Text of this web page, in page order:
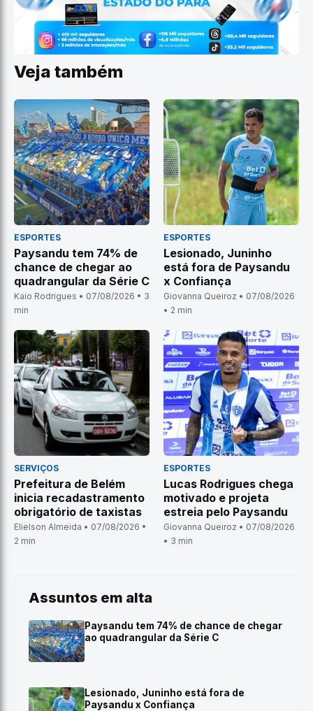
Veja também
ESPORTES
Paysandu tem 74% de
chance de chegar ao
quadrangular da Série C
Kaio Rodrigues • 07/08/2026 • 3
min
ESPORTES
Lesionado, Juninho
está fora de Paysandu
x Confiança
Giovanna Queiroz • 07/08/2026
• 2 min
SERVIÇOS
Prefeitura de Belém
inicia recadastramento
obrigatório de taxistas
Elielson Almeida • 07/08/2026 •
2 min
ESPORTES
Lucas Rodrigues chega
motivado e projeta
estreia pelo Paysandu
Giovanna Queiroz • 07/08/2026
• 3 min
Assuntos em alta
Paysandu tem 74% de chance de chegar
ao quadrangular da Série C
Lesionado, Juninho está fora de
Paysandu x Confiança